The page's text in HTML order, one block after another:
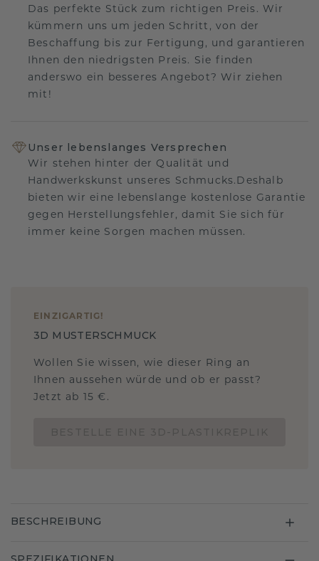
Das perfekte Stück zum richtigen Preis. Wir
kümmern uns um jeden Schritt, von der
Beschaffung bis zur Fertigung, und garantieren
Ihnen den niedrigsten Preis. Sie finden
anderswo ein besseres Angebot? Wir ziehen
mit!
Unser lebenslanges Versprechen
Wir stehen hinter der Qualität und
Handwerkskunst unseres Schmucks.Deshalb
bieten wir eine lebenslange kostenlose Garantie
gegen Herstellungsfehler, damit Sie sich für
immer keine Sorgen machen müssen.
EINZIGARTIG !
3D MUSTERSCHMUCK
Wollen Sie wissen, wie dieser Ring an
Ihnen aussehen würde und ob er passt?
Jetzt ab 15 €.
BESCHREIBUNG